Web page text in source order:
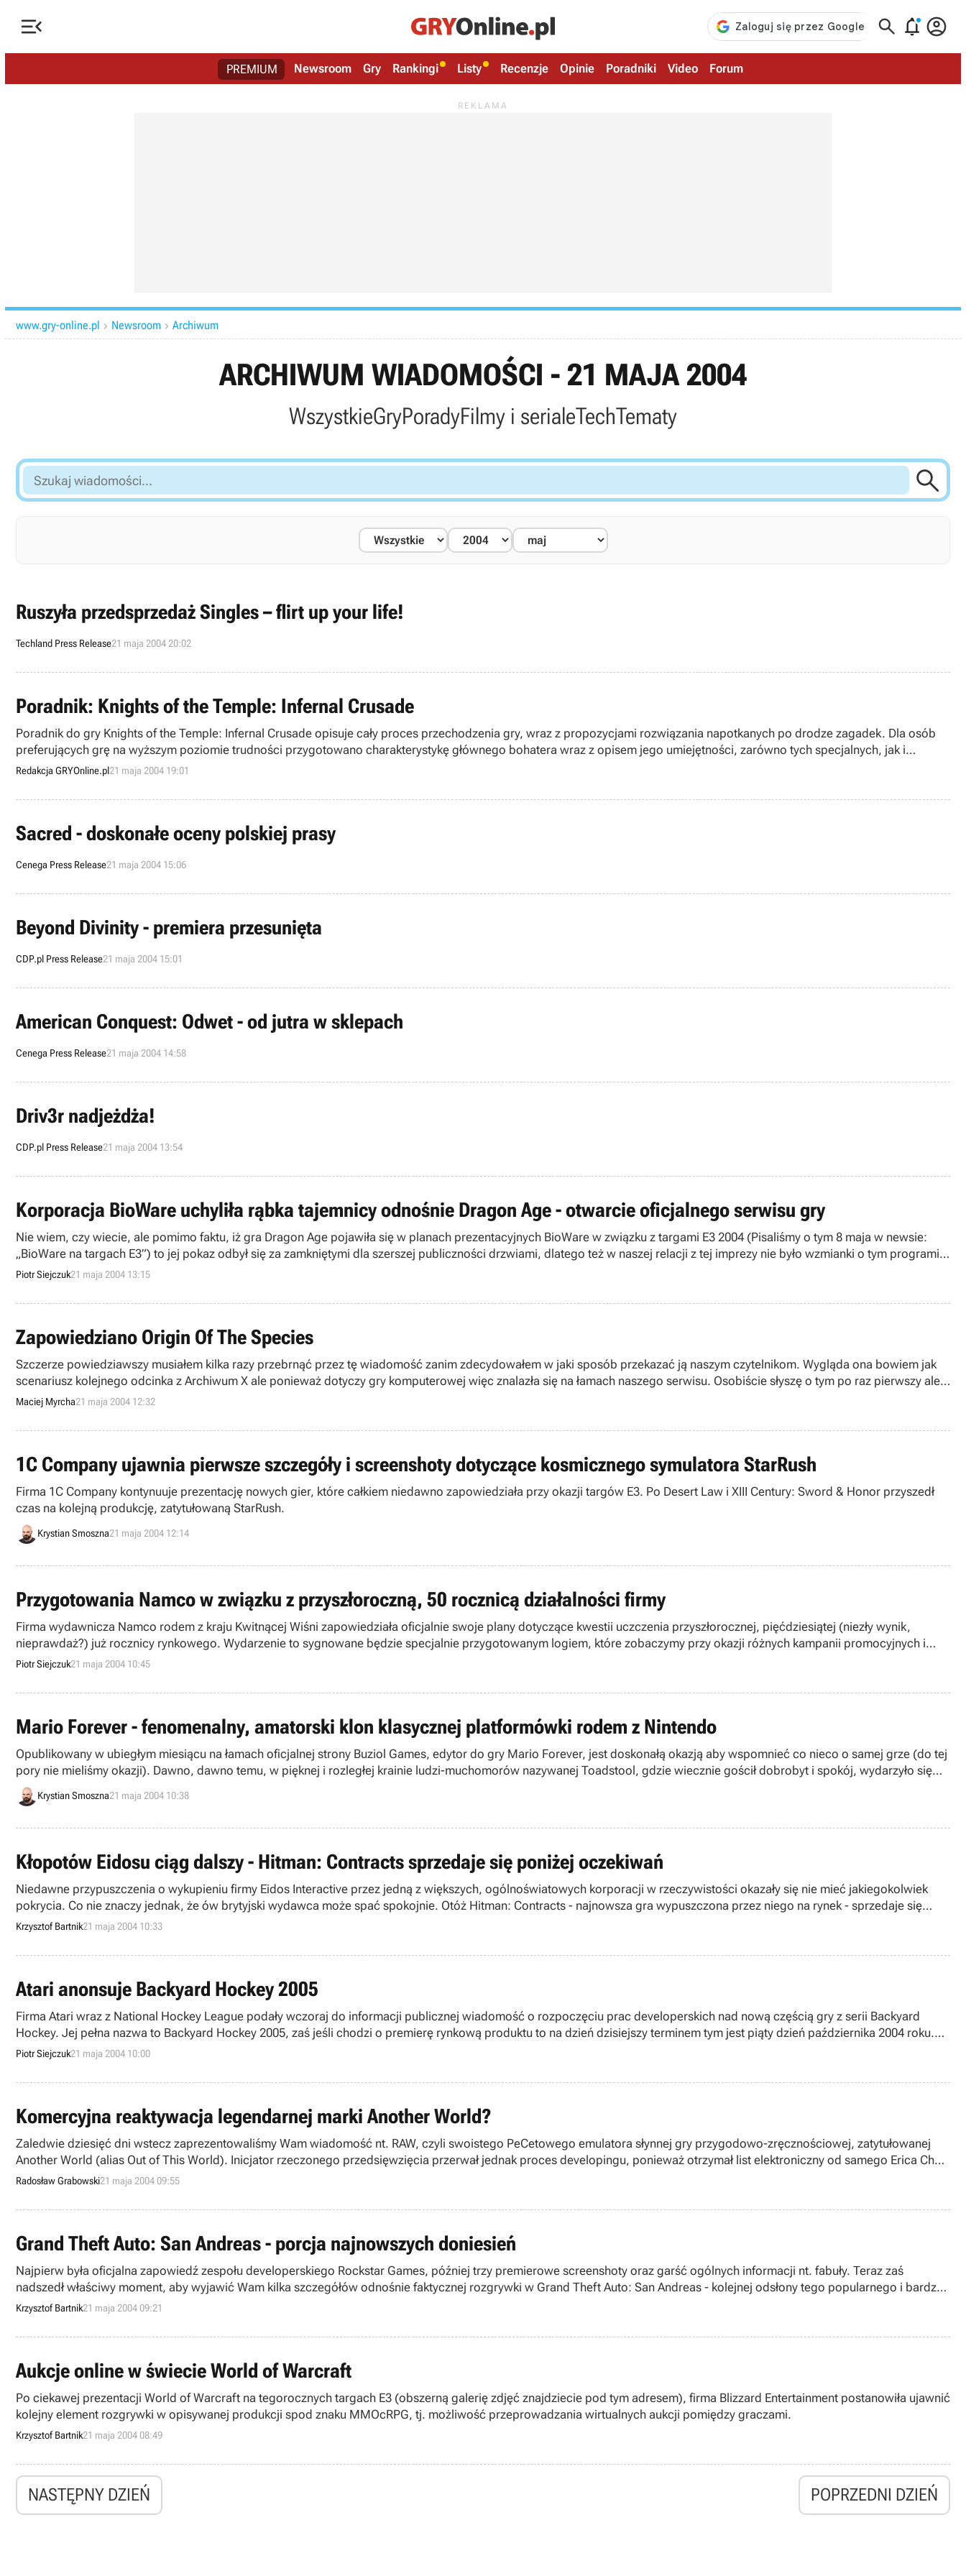
   
PREMIUM Newsroom Gry Rankingi Listy Recenzje Opinie Poradniki Video Forum
www.gry-online.pl  Newsroom  Archiwum
ARCHIWUM WIADOMOŚCI - 21 MAJA 2004
WszystkieGryPoradyFilmy i serialeTechTematy
Szukaj
wiadomości...

Ruszyła przedsprzedaż Singles – flirt up your life!
Techland Press Release21 maja 2004 20:02
Poradnik: Knights of the Temple: Infernal Crusade
Poradnik do gry Knights of the Temple: Infernal Crusade opisuje cały proces przechodzenia gry, wraz z propozycjami rozwiązania napotkanych po drodze zagadek. Dla osób
preferujących grę na wyższym poziomie trudności przygotowano charakterystykę głównego bohatera wraz z opisem jego umiejętności, zarówno tych specjalnych, jak i
magicznych.
Redakcja GRYOnline.pl21 maja 2004 19:01
Sacred - doskonałe oceny polskiej prasy
Cenega Press Release21 maja 2004 15:06
Beyond Divinity - premiera przesunięta
CDP.pl Press Release21 maja 2004 15:01
American Conquest: Odwet - od jutra w sklepach
Cenega Press Release21 maja 2004 14:58
Driv3r nadjeżdża!
CDP.pl Press Release21 maja 2004 13:54
Korporacja BioWare uchyliła rąbka tajemnicy odnośnie Dragon Age - otwarcie oficjalnego serwisu gry
Nie wiem, czy wiecie, ale pomimo faktu, iż gra Dragon Age pojawiła się w planach prezentacyjnych BioWare w związku z targami E3 2004 (Pisaliśmy o tym 8 maja w newsie:
„BioWare na targach E3”) to jej pokaz odbył się za zamkniętymi dla szerszej publiczności drzwiami, dlatego też w naszej relacji z tej imprezy nie było wzmianki o tym programie.
Teraz jednak, kiedy pracownicy firmy BioWare otworzyli oficjalną witrynę tej produkcji możemy Wam powiedzieć na jej temat nieco więcej.
Piotr Siejczuk21 maja 2004 13:15
Zapowiedziano Origin Of The Species
Szczerze powiedziawszy musiałem kilka razy przebrnąć przez tę wiadomość zanim zdecydowałem w jaki sposób przekazać ją naszym czytelnikom. Wygląda ona bowiem jak
scenariusz kolejnego odcinka z Archiwum X ale ponieważ dotyczy gry komputerowej więc znalazła się na łamach naszego serwisu. Osobiście słyszę o tym po raz pierwszy ale
podobno od kilku lat tysiące ludzi z USA oraz całego świata a także pracownicy firmy Nu-Generation Games, która w dalszej części newsa gra główną rolę, obserwują celowe
Generation zdecydowała się na użycie wszelkich swoich środków i umiejętności aby stworzyć interaktywną demonstrację pokazującą co tajne rządowe agencje chcą ukryć
Maciej Myrcha21 maja 2004 12:32
1C Company ujawnia pierwsze szczegóły i screenshoty dotyczące kosmicznego symulatora StarRush
Firma 1C Company kontynuuje prezentację nowych gier, które całkiem niedawno zapowiedziała przy okazji targów E3. Po Desert Law i XIII Century: Sword & Honor przyszedł
czas na kolejną produkcję, zatytułowaną StarRush.
Krystian Smoszna21 maja 2004 12:14
Przygotowania Namco w związku z przyszłoroczną, 50 rocznicą działalności firmy
Firma wydawnicza Namco rodem z kraju Kwitnącej Wiśni zapowiedziała oficjalnie swoje plany dotyczące kwestii uczczenia przyszłorocznej, pięćdziesiątej (niezły wynik,
nieprawdaż?) już rocznicy rynkowego. Wydarzenie to sygnowane będzie specjalnie przygotowanym logiem, które zobaczymy przy okazji różnych kampanii promocyjnych i
innego rodzaju reklam.
Piotr Siejczuk21 maja 2004 10:45
Mario Forever - fenomenalny, amatorski klon klasycznej platformówki rodem z Nintendo
Opublikowany w ubiegłym miesiącu na łamach oficjalnej strony Buziol Games, edytor do gry Mario Forever, jest doskonałą okazją aby wspomnieć co nieco o samej grze (do tej
pory nie mieliśmy okazji). Dawno, dawno temu, w pięknej i rozległej krainie ludzi-muchomorów nazywanej Toadstool, gdzie wiecznie gościł dobrobyt i spokój, wydarzyło się
coś złego. Zły smok Kuppa chcąc zawładnąć tym krajem, wkroczył z wojskiem w jego granice, niszcząc wszystko wokół i zmuszając mieszkańców do niewolnictwa. Na
szczęście ludzie-muchomory mają swojego obrońcę. Jest nim hydraulik Mario, który widząc marny los, jaki chce zgotować sympatycznym stworkom Kuppa, postanawia
Krystian Smoszna21 maja 2004 10:38
Kłopotów Eidosu ciąg dalszy - Hitman: Contracts sprzedaje się poniżej oczekiwań
Niedawne przypuszczenia o wykupieniu firmy Eidos Interactive przez jedną z większych, ogólnoświatowych korporacji w rzeczywistości okazały się nie mieć jakiegokolwiek
pokrycia. Co nie znaczy jednak, że ów brytyjski wydawca może spać spokojnie. Otóż Hitman: Contracts - najnowsza gra wypuszczona przez niego na rynek - sprzedaje się
zdecydowanie poniżej wcześniejszych oczekiwań.
Krzysztof Bartnik21 maja 2004 10:33
Atari anonsuje Backyard Hockey 2005
Firma Atari wraz z National Hockey League podały wczoraj do informacji publicznej wiadomość o rozpoczęciu prac developerskich nad nową częścią gry z serii Backyard
Hockey. Jej pełna nazwa to Backyard Hockey 2005, zaś jeśli chodzi o premierę rynkową produktu to na dzień dzisiejszy terminem tym jest piąty dzień października 2004 roku.
Szersze dane o grze znajdziecie w dalszej części wiadomości.
Piotr Siejczuk21 maja 2004 10:00
Komercyjna reaktywacja legendarnej marki Another World?
Zaledwie dziesięć dni wstecz zaprezentowaliśmy Wam wiadomość nt. RAW, czyli swoistego PeCetowego emulatora słynnej gry przygodowo-zręcznościowej, zatytułowanej
Another World (alias Out of This World). Inicjator rzeczonego przedsięwzięcia przerwał jednak proces developingu, ponieważ otrzymał list elektroniczny od samego Erica Chahi
– autora wspomnianego „Innego Świata” oraz m.in. Heart of Darkness.
Radosław Grabowski21 maja 2004 09:55
Grand Theft Auto: San Andreas - porcja najnowszych doniesień
Najpierw była oficjalna zapowiedź zespołu developerskiego Rockstar Games, później trzy premierowe screenshoty oraz garść ogólnych informacji nt. fabuły. Teraz zaś
nadszedł właściwy moment, aby wyjawić Wam kilka szczegółów odnośnie faktycznej rozgrywki w Grand Theft Auto: San Andreas - kolejnej odsłony tego popularnego i bardzo
kontrowersyjnego cyklu.
Krzysztof Bartnik21 maja 2004 09:21
Aukcje online w świecie World of Warcraft
Po ciekawej prezentacji World of Warcraft na tegorocznych targach E3 (obszerną galerię zdjęć znajdziecie pod tym adresem), firma Blizzard Entertainment postanowiła ujawnić
kolejny element rozgrywki w opisywanej produkcji spod znaku MMOcRPG, tj. możliwość przeprowadzania wirtualnych aukcji pomiędzy graczami.
Krzysztof Bartnik21 maja 2004 08:49
NASTĘPNY DZIEŃ POPRZEDNI DZIEŃ